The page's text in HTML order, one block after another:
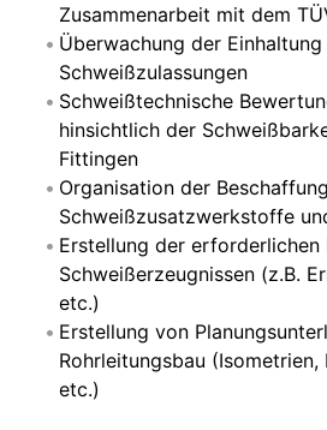
Zusammenarbeit mit dem
Überwachung der
Schweißzulassungen
Schweißtechnische
hinsichtlich der
Fittingen
Organisation der
Schweißzusatzwerkstoffe
Erstellung der
Schweißerzeugnissen (z.B.
etc.)
Erstellung von
Rohrleitungsbau
etc.)